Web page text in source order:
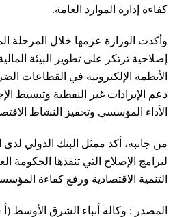
كفاءة إدارة الموارد العامة.
وأكدت الوزارة عزمها خلال المرحلة
إصلاحية ترتكز على تطوير البيئة
الأنظمة الإلكترونية في القطاعات
دعم الإيرادات غير النفطية وتبسيط
الأداء المؤسسي وتحفيز النشاط
من جانبه، أكد ممثل البنك الدولي لدى
لبرامج الإصلاح التي تنفذها الحكومة
التنمية الاقتصادية ورفع كفاءة
المصدر : وكالة أنباء الشرق الأوسط